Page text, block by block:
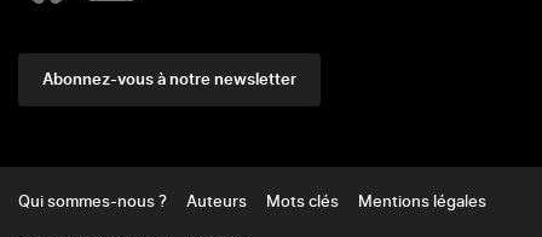
Abonnez-vous à notre newsletter
Qui sommes-nous ? Auteurs Mots clés Mentions légales